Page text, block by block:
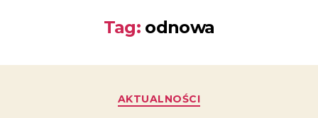
Tag: odnowa
AKTUALNOŚCI